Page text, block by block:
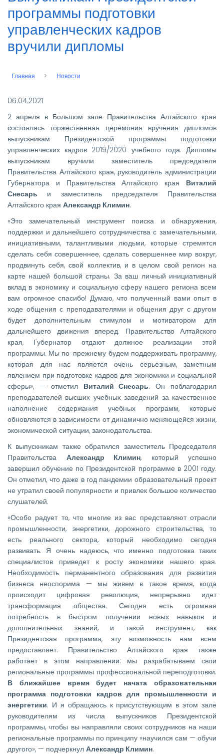
программы подготовки
управленческих кадров
вручили дипломы
Строка
Главная Новости
06.04.2021
2 апреля в Большом зале Правительства Алтайского края
состоялась торжественная церемония вручения дипломов
выпускникам Президентской программы подготовки
управленческих кадров 2019/2020 учебного года. Дипломы
выпускникам вручили заместитель председателя
Правительства Алтайского края, руководитель администрации
Губернатора и Правительства Алтайского края Виталий
Снесарь и заместитель председателя Правительства
Алтайского края Александр Климин.
«Это замечательный инструмент поиска и обнаружения,
поддержки и дальнейшего сотрудничества с замечательными,
инициативными, талантливыми людьми, которые стремятся
сделать себя совершеннее, сделать совершеннее мир вокруг,
продвинуть себя, свой коллектив, и в целом свой регион на
карте нашей большой страны. За ваш личный инициативный
вклад в экономику и социальную сферу нашего региона всем
вам огромное спасибо! Думаю, что полученный вами опыт в
ходе общения с преподавателями и общения друг с другом
будет дополнительным стимулом и мотиватором для
дальнейшего движения вперед. Правительство Алтайского
края, Губернатор отдают должное реализации этой
программы. Мы по-прежнему будем поддерживать программу,
которая для нас является очень серьезным, заметным
явлением при подготовке кадров для экономики и социальной
сферы», — отметил Виталий Снесарь. Он поблагодарил
преподавателей высших учебных заведений за качественное
наполнение содержания учебных программ, которые
обновляются в зависимости от динамично меняющейся жизни,
экономической ситуации, законодательства.
К выпускникам также обратился заместитель Председателя
Правительства Александр Климин, который успешно
завершил обучение по Президентской программе в 2001 году.
Он отметил, что даже в год пандемии образовательный проект
не утратил своей популярности и привлек большое количество
слушателей.
«Особо радует то, что многие из вас представляют отрасли
промышленности, энергетики, дорожного строительства, то
есть реального сектора, который необходимо сегодня
развивать. Я очень надеюсь, что именно подготовка таких
специалистов приведет к росту экономики нашего края.
Необходимость перманентного образования для развития
бизнеса неоспорима — мы живем в такое время, когда
происходит цифровая революция, непрерывно идет
трансформация общества. Сегодня есть огромная
потребность в быстром получении новых навыков и
дополнительных знаний, и такой инструмент, как
Президентская программа, эту возможность нам всем
предоставляет. Правительство Алтайского края также
работает в этом направлении: мы разрабатываем свои
региональные программы профессиональной переподготовки.
В ближайшее время будет начата образовательная
программа подготовки кадров для промышленности и
энергетики. И я обращаюсь к присутствующим в этом зале
руководителям из числа выпускников Президентской
программы, чтобы вы направляли своих сотрудников на наши
региональные программы по принципу «научился сам — обучи
другого», — подчеркнул Александр Климин.